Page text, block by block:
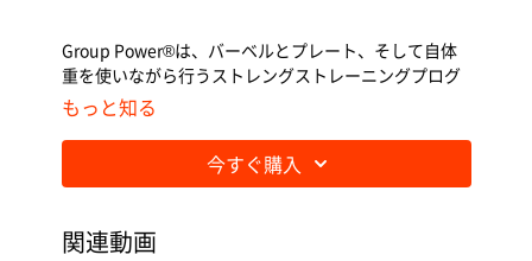
Group Power®は、バーベルとプレート、そして自体
重を使いながら行うストレングストレーニングプログ
ラムです。
もっと知る
今すぐ購入
関連動画